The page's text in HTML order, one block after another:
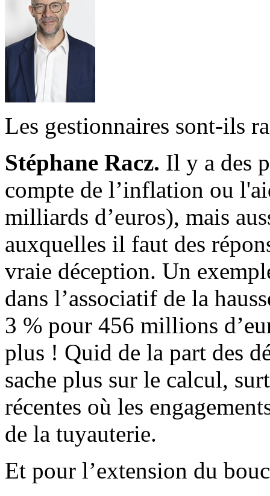
Les gestionnaires sont-ils
Stéphane Racz. Il y a des
compte de l’inflation ou
milliards d’euros), mais
auxquelles il faut des
vraie déception. Un
dans l’associatif de la
3 % pour 456 millions
plus ! Quid de la part des
sache plus sur le calcul,
récentes où les
de la tuyauterie.
Et pour l’extension du